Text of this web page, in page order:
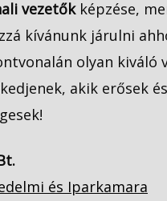
vezetőkképzése,
kívánunk járulni
olyan kiváló
akik erősek és
és Iparkamara